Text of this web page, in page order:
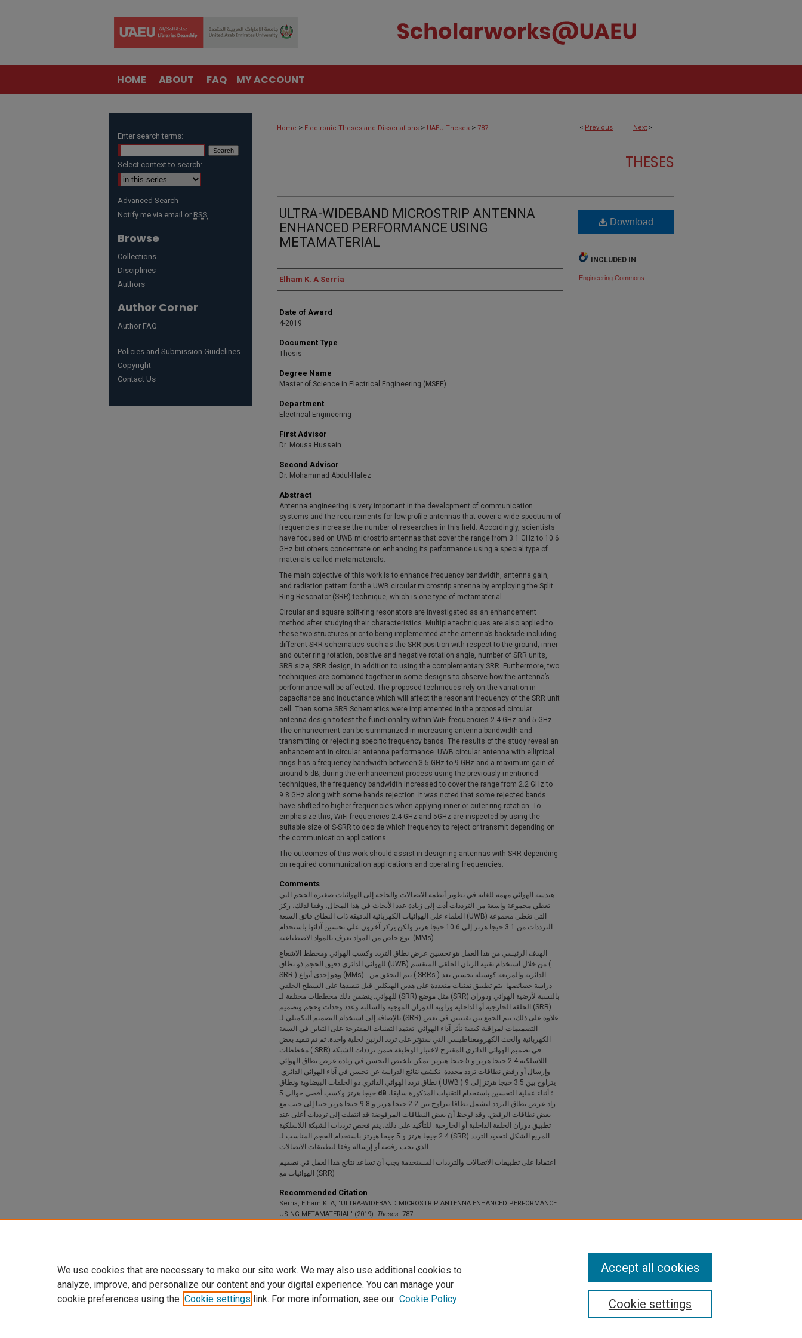
HOME ABOUT FAQ MY ACCOUNT
< Previous Next >
Home > Electronic Theses and Dissertations > UAEU Theses > 787
THESES
ULTRA-WIDEBAND MICROSTRIP ANTENNA
ENHANCED PERFORMANCE USING
METAMATERIAL
Author
Elham K. A Serria
Date of Award
4-2019
Document Type
Thesis
Degree Name
Master of Science in Electrical Engineering (MSEE)
Department
Electrical Engineering
First Advisor
Dr. Mousa Hussein
Second Advisor
Dr. Mohammad Abdul-Hafez
Abstract
Antenna engineering is very important in the development of communication
systems and the requirements for low profile antennas that cover a wide spectrum of
frequencies increase the number of researches in this field. Accordingly, scientists
have focused on UWB microstrip antennas that cover the range from 3.1 GHz to 10.6
GHz but others concentrate on enhancing its performance using a special type of
materials called metamaterials.
The main objective of this work is to enhance frequency bandwidth, antenna gain,
and radiation pattern for the UWB circular microstrip antenna by employing the Split
Ring Resonator (SRR) technique, which is one type of metamaterial.
Circular and square split-ring resonators are investigated as an enhancement
method after studying their characteristics. Multiple techniques are also applied to
these two structures prior to being implemented at the antenna’s backside including
different SRR schematics such as the SRR position with respect to the ground, inner
and outer ring rotation, positive and negative rotation angle, number of SRR units,
SRR size, SRR design, in addition to using the complementary SRR. Furthermore, two
techniques are combined together in some designs to observe how the antenna’s
performance will be affected. The proposed techniques rely on the variation in
capacitance and inductance which will affect the resonant frequency of the SRR unit
cell. Then some SRR Schematics were implemented in the proposed circular
antenna design to test the functionality within WiFi frequencies 2.4 GHz and 5 GHz.
The enhancement can be summarized in increasing antenna bandwidth and
transmitting or rejecting specific frequency bands. The results of the study reveal an
enhancement in circular antenna performance. UWB circular antenna with elliptical
rings has a frequency bandwidth between 3.5 GHz to 9 GHz and a maximum gain of
around 5 dB; during the enhancement process using the previously mentioned
techniques, the frequency bandwidth increased to cover the range from 2.2 GHz to
9.8 GHz along with some bands rejection. It was noted that some rejected bands
have shifted to higher frequencies when applying inner or outer ring rotation. To
emphasize this, WiFi frequencies 2.4 GHz and 5GHz are inspected by using the
suitable size of S-SRR to decide which frequency to reject or transmit depending on
the communication applications.
The outcomes of this work should assist in designing antennas with SRR depending
on required communication applications and operating frequencies.
Comments
هندسة الهوائي مهمة للغاية في تطوير أنظمة الاتصالات والحاجة إلى الهوائيات صغيرة الحجم التي
تغطي مجموعة واسعة من الترددات أدت إلى زيادة عدد الأبحاث في هذا المجال. وفقا لذلك، ركز
العلماء على الهوائيات الكهربائية الدقيقة ذات النطاق فائق السعة (UWB) التي تغطي مجموعة
الترددات من 3.1 جيجا هرتز إلى 10.6 جيجا هرتز ولكن يركز آخرون على تحسين آدائها باستخدام
نوع خاص من المواد يعرف بالمواد الاصطناعية .(MMs)
الهدف الرئيسي من هذا العمل هو تحسين عرض نطاق التردد وكسب الهوائي ومخطط الاشعاع
للهوائي الدائري دقيق الحجم ذو نطاق (UWB) من خلال استخدام تقنية الرنان الحلقي المنقسم (
SRR ) وهو إحدى أنواع (MMs) . يتم التحقق من ( SRRs ) الدائرية والمربعة كوسيلة تحسين بعد
دراسة خصائصها. يتم تطبيق تقنيات متعددة على هذين الهيكلين قبل تنفيذها على السطح الخلفي
للهوائي. يتضمن ذلك مخططات مختلفة لـ (SRR) مثل موضع (SRR) بالنسبة لأرضية الهوائي ودوران
الحلقة الخارجية أو الداخلية وزاوية الدوران الموجبة والسالبة وعدد وحدات وحجم وتصميم (SRR)
بالإضافة إلى استخدام التصميم التكميلي لـ (SRR) علاوة على ذلك، يتم الجمع بين تقنيتين في بعض
التصميمات لمراقبة كيفية تأثر آداء الهوائي. تعتمد التقنيات المقترحة على التباين في السعة
الكهربائية والحث الكهرومغناطيسي التي ستؤثر على تردد الرنين لخلية واحدة. ثم تم تنفيذ بعض
مخططات ( SRR) في تصميم الهوائي الدائري المقترح لاختبار الوظيفة ضمن ترددات الشبكة
اللاسلكية 2.4 جيجا هرتز و 5 جيجا هيرتز. يمكن تلخيص التحسن في زيادة عرض نطاق الهوائي
وإرسال أو رفض نطاقات تردد محددة. تكشف نتائج الدراسة عن تحسن في آداء الهوائي الدائري.
نطاق تردد الهوائي الدائري ذو الحلقات البيضاوية ونطاق ( UWB ) يتراوح بين 3.5 جيجا هرتز إلى 9
dB ؛ أثناء عملية التحسين باستخدام التقنيات المذكورة سابقا،
زاد عرض نطاق التردد ليشمل نطاقا يتراوح بين 2.2 جيجا هرتز و 9.8 جيجا هرتز جنبا إلى جنب مع
بعض نطاقات الرفض. وقد لوحظ أن بعض النطاقات المرفوضة قد انتقلت إلى ترددات أعلى عند
تطبيق دوران الحلقة الداخلية أو الخارجية. للتأكيد على ذلك، يتم فحص ترددات الشبكة اللاسلكية
2.4 جيجا هرتز و 5 جيجا هيرتز باستخدام الحجم المناسب لـ (SRR) المربع الشكل لتحديد التردد
الذي يجب رفضه أو إرساله وفقا لتطبيقات الاتصالات.
اعتمادا على تطبيقات الاتصالات والترددات المستخدمة يجب أن تساعد نتائج هذا العمل في تصميم
الهوائيات مع (SRR)
Recommended Citation
Serria, Elham K. A, "ULTRA-WIDEBAND MICROSTRIP ANTENNA ENHANCED PERFORMANCE
USING METAMATERIAL" (2019). Theses. 787.
Download
INCLUDED IN
Engineering Commons
Enter search terms:
Select context to search:
Advanced Search
Notify me via email or RSS
Browse
Collections
Disciplines
Authors
Author Corner
Author FAQ
Policies and Submission Guidelines
Copyright
Contact Us
We use cookies that are necessary to make our site work. We may also use additional cookies to
analyze, improve, and personalize our content and your digital experience. You can manage your
cookie preferences using the Cookie settings link. For more information, see our Cookie Policy Cookie settings
Accept all cookies